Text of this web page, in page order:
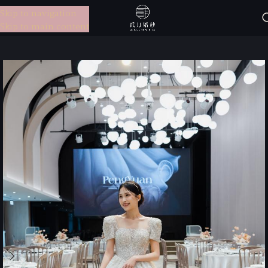
Skip to navigation
Skip to main content
選單